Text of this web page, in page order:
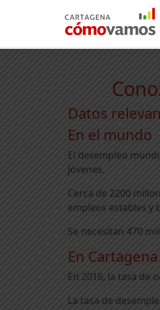
Datos
En el mundo
El desempleo
jóvenes.
Cerca de 2200
empleos estables y
Se necesitan 470
En Cartagena
En 2016, la tasa de
La tasa de